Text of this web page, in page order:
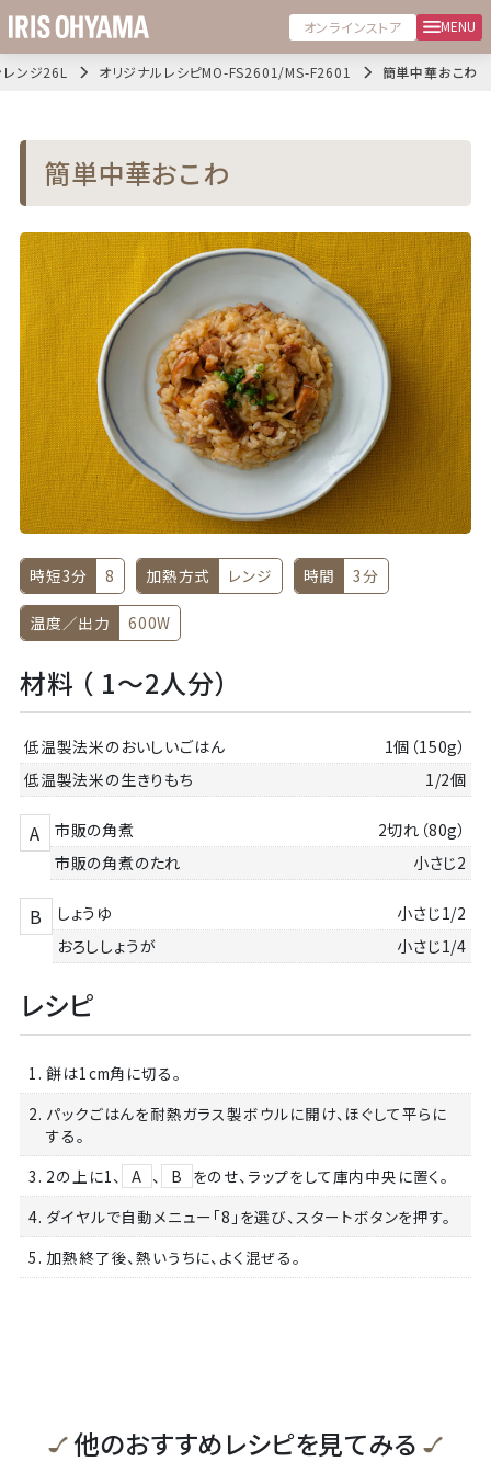
オンラインストア MENU
ンジ26L オリジナルレシピMO-FS2601/MS-F2601 簡単中華おこわ
簡単中華おこわ
時短3分 8 加熱方式 レンジ 時間 3分
温度／出力 600W
材料 （ 1～2人分）
低温製法米のおいしいごはん
1個（150g）
低温製法米の生きりもち
1/2個
A 市販の角煮
2切れ（80g）
市販の角煮のたれ
小さじ2
B しょうゆ
小さじ1/2
おろししょうが
小さじ1/4
レシピ
1. 餅は1cm角に切る。
2. パックごはんを耐熱ガラス製ボウルに開け、ほぐして平らに
する。
3. 2の上に1、
A 、 B をのせ、ラップをして庫内中央に置く。
4. ダイヤルで自動メニュー「8」を選び、スタートボタンを押す。
5. 加熱終了後、熱いうちに、よく混ぜる。
他のおすすめレシピを見てみる